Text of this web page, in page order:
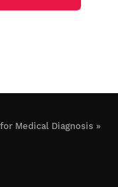
Medical Diagnosis »